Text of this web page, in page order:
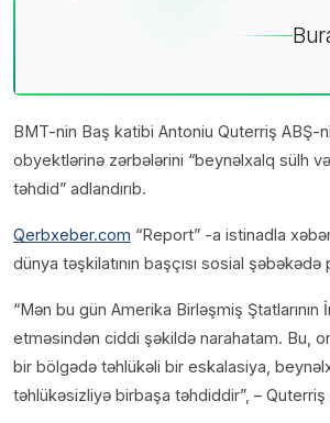
BMT-nin Baş katibi Antoniu Quterriş ABŞ-
obyektlərinə zərbələrini “beynəlxalq sülh
təhdid” adlandırıb.
Qerbxeber.com “Report” -a istinadla
dünya təşkilatının başçısı sosial şəbəkədə
“Mən bu gün Amerika Birləşmiş Ştatlarının
etməsindən ciddi şəkildə narahatam. Bu,
bir bölgədə təhlükəli bir eskalasiya,
təhlükəsizliyə birbaşa təhdiddir”, –